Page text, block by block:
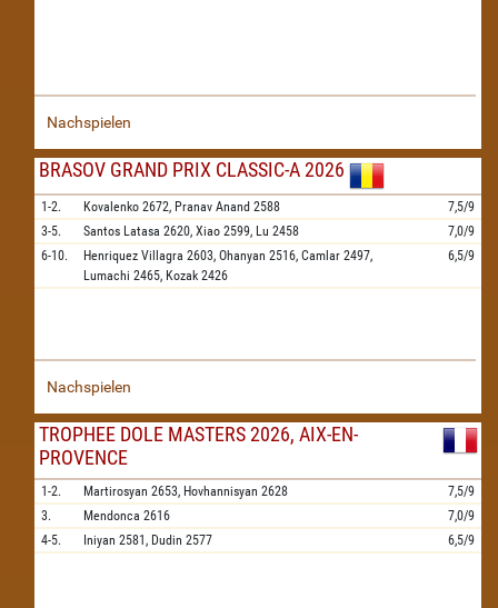
Nachspielen
BRASOV GRAND PRIX CLASSIC-A 2026
1-2. Kovalenko 2672, Pranav Anand 2588
7,5/9
3-5.
Santos Latasa 2620, Xiao 2599, Lu 2458
7,0/9
6-10.
Henriquez Villagra 2603, Ohanyan 2516, Camlar 2497,
Lumachi 2465, Kozak 2426
6,5/9
Nachspielen
TROPHEE DOLE MASTERS 2026, AIX-EN-
PROVENCE
1-2. Martirosyan 2653, Hovhannisyan 2628
7,5/9
3.
Mendonca 2616
7,0/9
4-5.
Iniyan 2581, Dudin 2577 6,5/9